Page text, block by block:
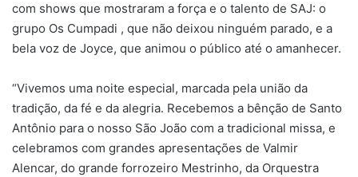
com shows que mostraram a força e o talento de SAJ: o
grupo Os Cumpadi , que não deixou ninguém parado, e a
bela voz de Joyce, que animou o público até o amanhecer.
“Vivemos uma noite especial, marcada pela união da
tradição, da fé e da alegria. Recebemos a bênção de Santo
Antônio para o nosso São João com a tradicional missa, e
celebramos com grandes apresentações de Valmir
Alencar, do grande forrozeiro Mestrinho, da Orquestra